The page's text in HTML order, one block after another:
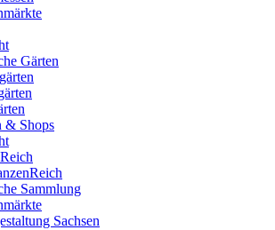
Gärten
& Shops
Sammlung
Sachsen